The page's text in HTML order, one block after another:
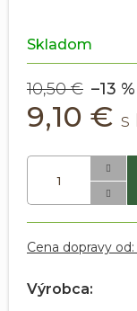
Skladom
10,50 € –13 %
9,10 €
Cena dopravy od:
Výrobca: